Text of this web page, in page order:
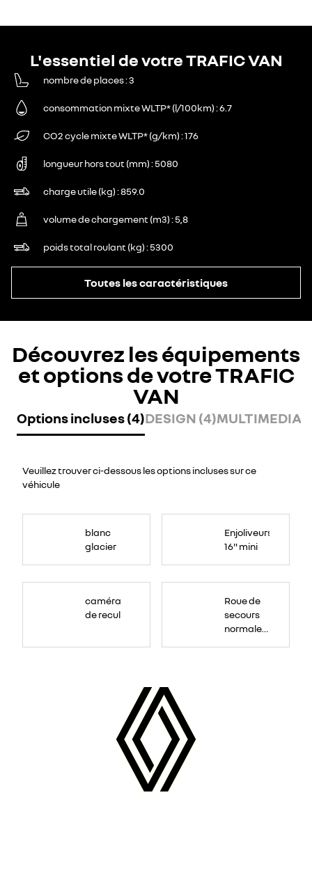
L'essentiel de votre TRAFIC VAN
nombre de places 3
consommation mixte WLTP* (l/100km) 6.7
CO2 cycle mixte WLTP* (g/km) 176
longueur hors tout (mm) 5080
charge utile (kg) 859.0
volume de chargement (m3) 5,8
poids total roulant (kg) 5300
Toutes les caractéristiques
Découvrez les équipements
et options de votre TRAFIC
VAN
Options incluses (4)DESIGN (4)MULTIMEDIA
Veuillez trouver ci-dessous les options incluses sur ce
véhicule
blanc
glacier
Enjoliveurs
16" mini
caméra
de recul
Roue de
secours
normale